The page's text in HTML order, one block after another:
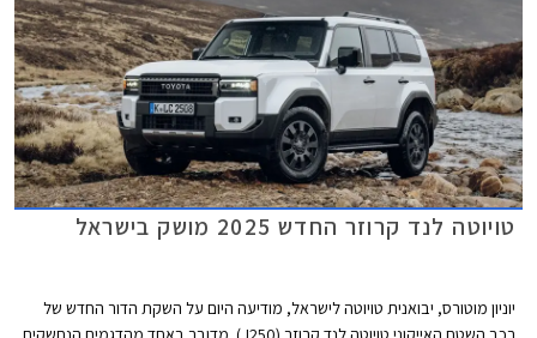
טויוטה לנד קרוזר החדש 2025 מושק בישראל
יוניון מוטורס, יבואנית טויוטה לישראל, מודיעה היום על השקת הדור החדש של